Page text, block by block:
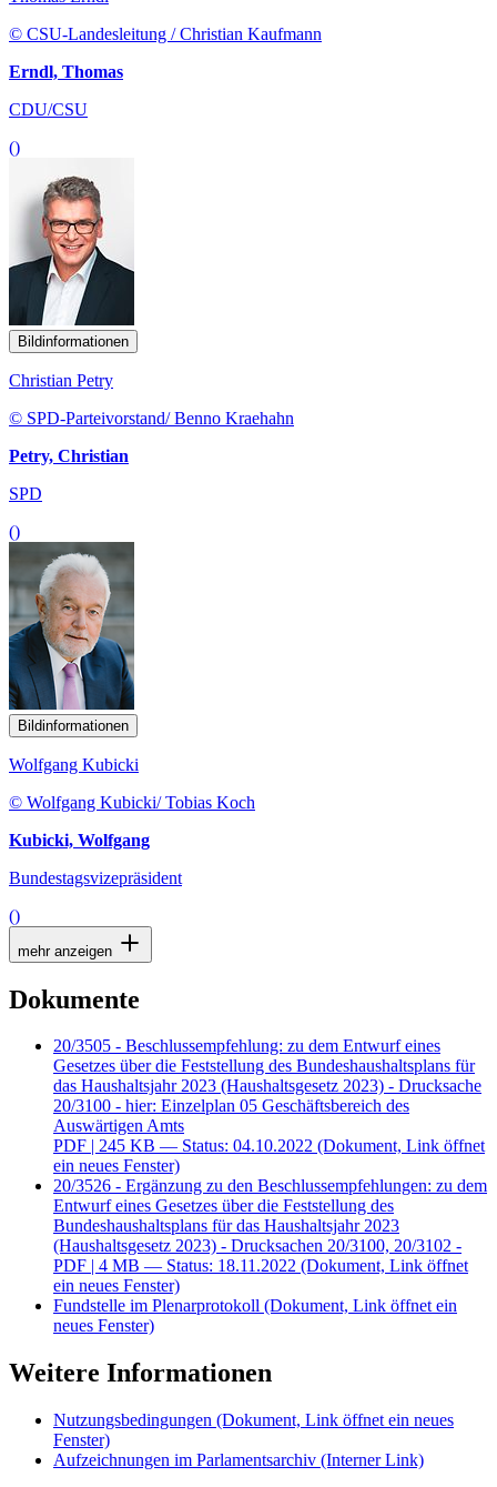
© CSU-Landesleitung / Christian Kaufmann
Erndl, Thomas
CDU/CSU
()
Bildinformationen
Christian Petry
© SPD-Parteivorstand/ Benno Kraehahn
Petry, Christian
SPD
()
Bildinformationen
Wolfgang Kubicki
© Wolfgang Kubicki/ Tobias Koch
Kubicki, Wolfgang
Bundestagsvizepräsident
()
mehr anzeigen
Dokumente
20/3505 - Beschlussempfehlung: zu dem Entwurf eines
Gesetzes über die Feststellung des Bundeshaushaltsplans für
das Haushaltsjahr 2023 (Haushaltsgesetz 2023) - Drucksache
20/3100 - hier: Einzelplan 05 Geschäftsbereich des
Auswärtigen Amts
PDF | 245 KB — Status: 04.10.2022 (Dokument, Link öffnet
ein neues Fenster)
20/3526 - Ergänzung zu den Beschlussempfehlungen: zu dem
Entwurf eines Gesetzes über die Feststellung des
Bundeshaushaltsplans für das Haushaltsjahr 2023
(Haushaltsgesetz 2023) - Drucksachen 20/3100, 20/3102 -
PDF | 4 MB — Status: 18.11.2022 (Dokument, Link öffnet
ein neues Fenster)
Fundstelle im Plenarprotokoll (Dokument, Link öffnet ein
neues Fenster)
Weitere Informationen
Nutzungsbedingungen (Dokument, Link öffnet ein neues
Fenster)
Aufzeichnungen im Parlamentsarchiv (Interner Link)